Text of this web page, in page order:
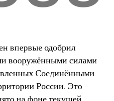
впервые одобрил
вооружёнными силами
Соединёнными
России. Это